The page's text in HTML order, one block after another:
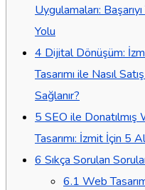
Uygulamaları:
Yolu
4 Dijital Dönüşüm:
Tasarımı ile Nasıl
Sağlanır?
5 SEO ile Donatılmış
Tasarımı: İzmit İçin 5
6 Sıkça Sorulan
6.1 Web